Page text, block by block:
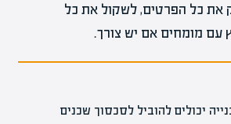
את כל הפרטים, לשקול את כל
עם מומחים אם יש צורך.
יכולים להוביל לסכסוך שכנים